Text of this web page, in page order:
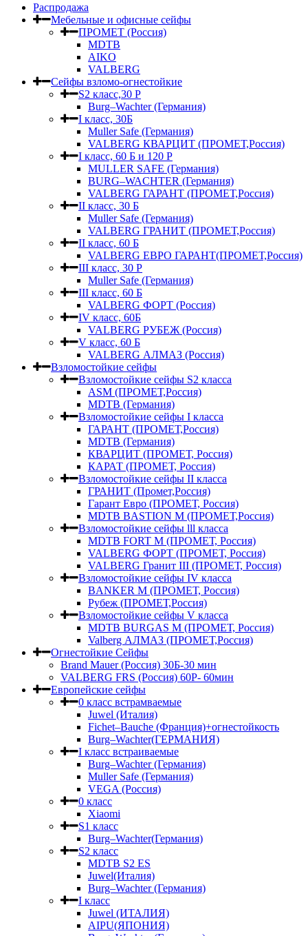
Распродажа
Мебельные и офисные сейфы
ПРОМЕТ (Россия)
MDTB
AIKO
VALBERG
Сейфы взломо-огнестойкие
S2 класс,30 Р
Burg–Wachter (Германия)
I класс, 30Б
Muller Safe (Германия)
VALBERG КВАРЦИТ (ПРОМЕТ,Россия)
I класс, 60 Б и 120 Р
MULLER SAFE (Германия)
BURG–WACHTER (Германия)
VALBERG ГАРАНТ (ПРОМЕТ,Россия)
II класс, 30 Б
Muller Safe (Германия)
VALBERG ГРАНИТ (ПРОМЕТ,Россия)
II класс, 60 Б
VALBERG ЕВРО ГАРАНТ(ПРОМЕТ,Россия)
III класс, 30 Р
Muller Safe (Германия)
III класс, 60 Б
VALBERG ФОРТ (Россия)
IV класс, 60Б
VALBERG РУБЕЖ (Россия)
V класс, 60 Б
VALBERG АЛМАЗ (Россия)
Взломостойкие сейфы
Взломостойкие сейфы S2 класса
ASM (ПРОМЕТ,Россия)
MDTB (Германия)
Взломостойкие сейфы I класса
ГАРАНТ (ПРОМЕТ,Россия)
MDTB (Германия)
КВАРЦИТ (ПРОМЕТ, Россия)
КАРАТ (ПРОМЕТ, Россия)
Взломостойкие сейфы II класса
ГРАНИТ (Промет,Россия)
Гарант Евро (ПРОМЕТ, Россия)
MDTB BASTION M (ПРОМЕТ,Россия)
Взломостойкие сейфы lll класса
MDTB FORT M (ПРОМЕТ, Россия)
VALBERG ФОРТ (ПРОМЕТ, Россия)
VALBERG Гранит III (ПРОМЕТ, Россия)
Взломостойкие сейфы IV класса
BANKER M (ПРОМЕТ, Россия)
Рубеж (ПРОМЕТ,Россия)
Взломостойкие сейфы V класса
MDTB BURGAS M (ПРОМЕТ, Россия)
Valberg АЛМАЗ (ПРОМЕТ,Россия)
Огнестойкие Сейфы
Brand Mauer (Россия) 30Б-30 мин
VALBERG FRS (Россия) 60Р- 60мин
Европейские сейфы
0 класс встрамваемые
Juwel (Италия)
Fichet–Bauche (Франция)+огнестойкость
Burg–Wachter(ГЕРМАНИЯ)
I класс встраиваемые
Burg–Wachter (Германия)
Muller Safe (Германия)
VEGA (Россия)
0 класс
Xiaomi
S1 класс
Burg–Wachter(Германия)
S2 класс
MDTB S2 ES
Juwel(Италия)
Burg–Wachter (Германия)
I класс
Juwel (ИТАЛИЯ)
AIPU(ЯПОНИЯ)